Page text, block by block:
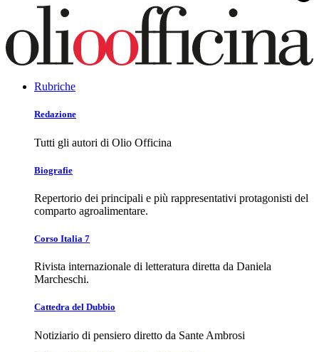
Rubriche
Redazione
Tutti gli autori di Olio Officina
Biografie
Repertorio dei principali e più rappresentativi protagonisti del
comparto agroalimentare.
Corso Italia 7
Rivista internazionale di letteratura diretta da Daniela
Marcheschi.
Cattedra del Dubbio
Notiziario di pensiero diretto da Sante Ambrosi